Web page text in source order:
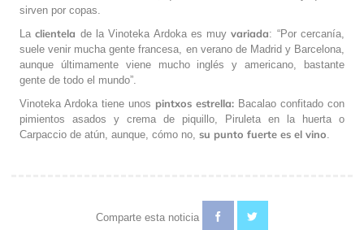
sirven por copas.
Laclientela de la Vinoteka Ardoka es muyvariada: “Por cercanía,
suele venir mucha gente francesa, en verano de Madrid y Barcelona,
aunque últimamente viene mucho inglés y americano, bastante
gente de todo el mundo”.
Vinoteka Ardoka tiene unos pintxos estrella: Bacalao confitado con
pimientos asados y crema de piquillo, Piruleta en la huerta o
Carpaccio de atún, aunque, cómo no, su punto fuerte es el vino
Comparte esta noticia